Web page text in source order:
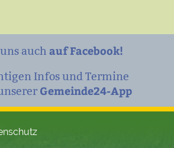
auch auf Facebook!
Infos und Termine
Gemeinde24-App